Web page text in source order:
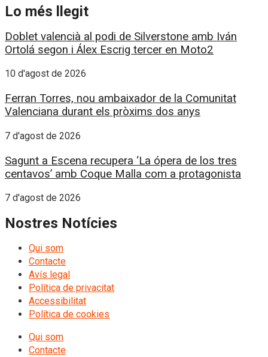
Lo més llegit
Doblet valencià al podi de Silverstone amb Iván
Ortolá segon i Álex Escrig tercer en Moto2
10 d'agost de 2026
Ferran Torres, nou ambaixador de la Comunitat
Valenciana durant els pròxims dos anys
7 d'agost de 2026
Sagunt a Escena recupera ‘La ópera de los tres
centavos’ amb Coque Malla com a protagonista
7 d'agost de 2026
Nostres Notícies
Qui som
Contacte
Avís legal
Política de privacitat
Accessibilitat
Política de cookies
Qui som
Contacte